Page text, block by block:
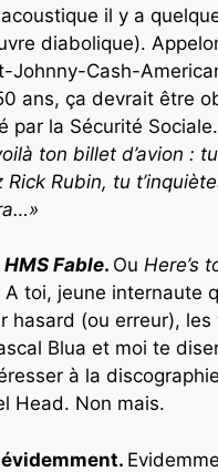
il y a
diabolique).
Johnny-Cash-
ans, ça devrait être
par la Sécurité Sociale.
ton billet d’avion :
Rick Rubin, tu
HMS Fable. Ou Here’s
A toi, jeune internaute
hasard (ou erreur), les
Blua et moi te
à la
Head. Non mais.
évidemment.